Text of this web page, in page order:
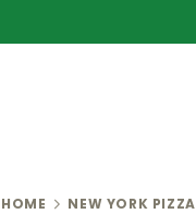
HOME NEW YORK PIZZA